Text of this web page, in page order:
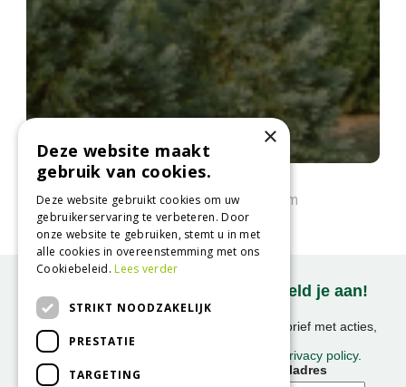
Mammoetboom
Sequoiadendron giganteum
Onze nieuwsbrief ontvangen? Meld je aan!
Ontvang ongeveer 1x per week onze nieuwsbrief met acties,
We slaan uw gegevens op conform onze
privacy policy.
Voornaam
E-mailadres
×
Deze website maakt
gebruik van cookies.
Deze website gebruikt cookies om uw
gebruikerservaring te verbeteren. Door
onze website te gebruiken, stemt u in met
alle cookies in overeenstemming met ons
Cookiebeleid.Lees verder
STRIKT NOODZAKELIJK
PRESTATIE
TARGETING